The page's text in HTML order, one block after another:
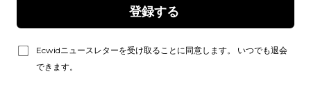
Ecwidニュースレターを受け取ることに同意します。 いつでも退会
できます。